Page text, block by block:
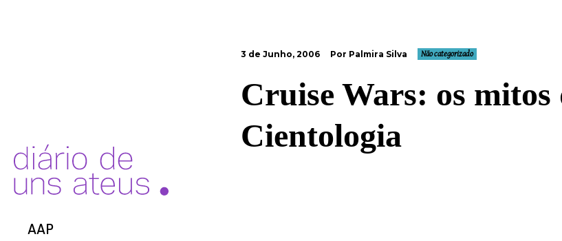
AAP
3 de Junho, 2006 Por Palmira Silva Não categorizado
Cruise Wars: os mitos
Cientologia